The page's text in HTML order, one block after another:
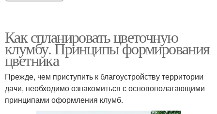
Как спланировать цветочную
клумбу. Принципы формирования
цветника
Прежде, чем приступить к благоустройству территории
дачи, необходимо ознакомиться с основополагающими
принципами оформления клумб.